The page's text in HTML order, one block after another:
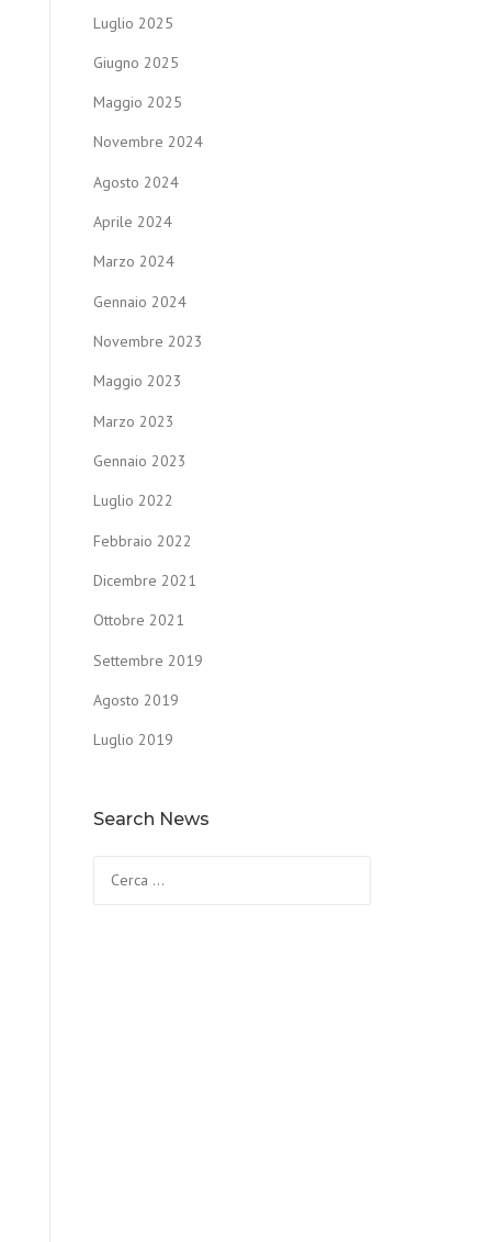
Luglio 2025
Giugno 2025
Maggio 2025
Novembre 2024
Agosto 2024
Aprile 2024
Marzo 2024
Gennaio 2024
Novembre 2023
Maggio 2023
Marzo 2023
Gennaio 2023
Luglio 2022
Febbraio 2022
Dicembre 2021
Ottobre 2021
Settembre 2019
Agosto 2019
Luglio 2019
Search News
per: